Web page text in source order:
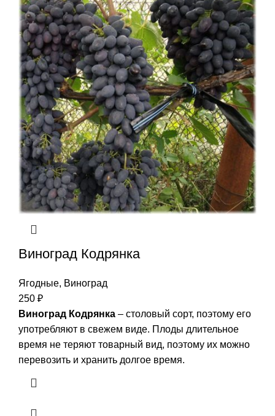
Виноград Кодрянка
Ягодные, Виноград
250 ₽
Виноград Кодрянка – столовый сорт, поэтому его
употребляют в свежем виде. Плоды длительное
время не теряют товарный вид, поэтому их можно
перевозить и хранить долгое время.